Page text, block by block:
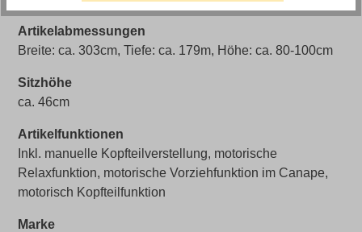
Artikelabmessungen
Breite: ca. 303cm, Tiefe: ca. 179m, Höhe: ca. 80-100cm
Sitzhöhe
ca. 46cm
Artikelfunktionen
Inkl. manuelle Kopfteilverstellung, motorische
Relaxfunktion, motorische Vorziehfunktion im Canape,
motorisch Kopfteilfunktion
Marke